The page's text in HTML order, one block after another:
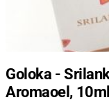
Goloka -
Aromaoel,